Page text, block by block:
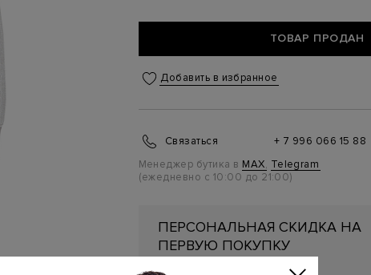
ТОВАР ПРОДАН
Добавить в избранное
Связаться
+ 7 996 066 15 88
Менеджер бутика в MAX, Telegram
(ежедневно с 10:00 до 21:00)
ПЕРСОНАЛЬНАЯ СКИДКА НА
ПЕРВУЮ ПОКУПКУ
Подробнее